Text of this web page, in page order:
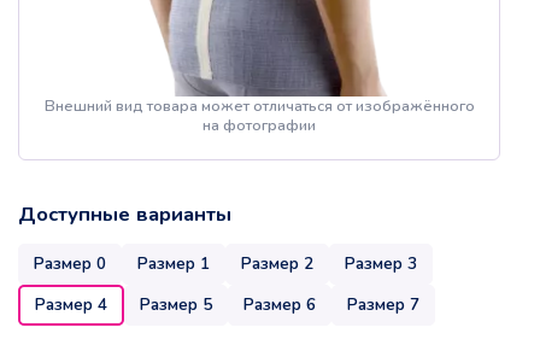
Внешний вид товара может отличаться от изображённого
на фотографии
Доступные варианты
Размер 0 Размер 1 Размер 2
Размер 3
Размер 4
Размер 5 Размер 6 Размер 7